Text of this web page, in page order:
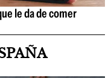
le da de comer